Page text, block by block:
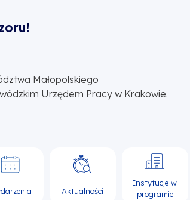
Małopolskiego
Urzędem Pracy w Krakowie.
Aktualności
Instytucje w
programie